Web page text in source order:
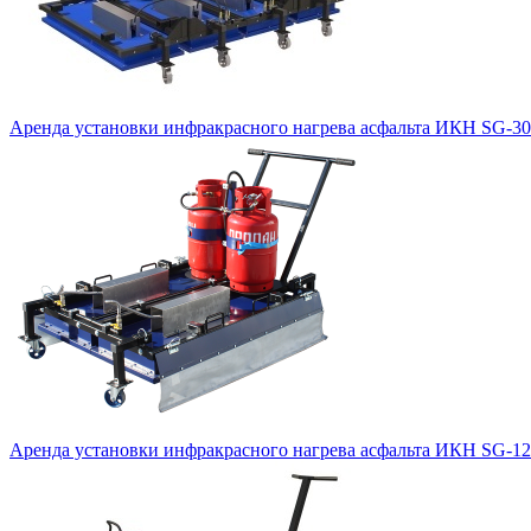
Аренда установки инфракрасного нагрева асфальта ИКН SG-
Аренда установки инфракрасного нагрева асфальта ИКН SG-